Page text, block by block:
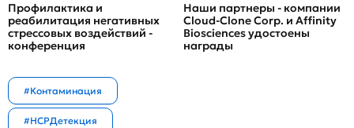
Профилактика и
реабилитация негативных
стрессовых воздействий -
конференция
Наши партнеры - компании
Cloud-Clone Corp. и Affinity
Biosciences удостоены
награды
#Контаминация
#HCPДетекция